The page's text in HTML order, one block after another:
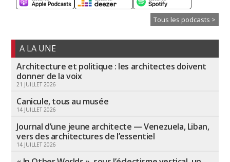
Tous les podcasts >
A LA UNE
Architecture et politique : les architectes doivent
donner de la voix
21 JUILLET 2026
Canicule, tous au musée
14 JUILLET 2026
Journal d’une jeune architecte — Venezuela, Liban,
vers des architectures de l’essentiel
14 JUILLET 2026